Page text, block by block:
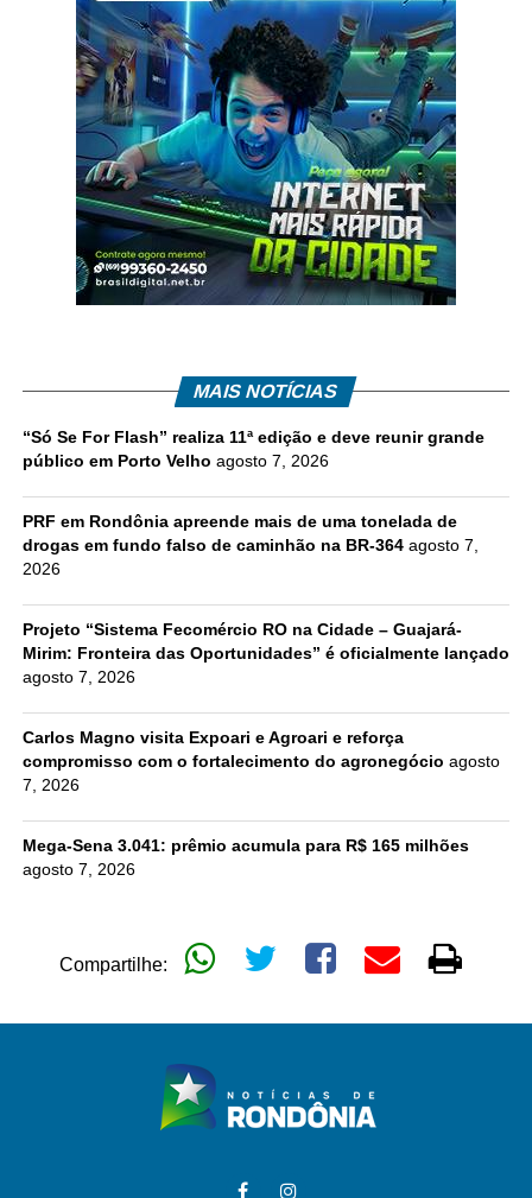
MAIS NOTÍCIAS
“Só Se For Flash” realiza 11ª edição e deve reunir grande
público em Porto Velho agosto 7, 2026
PRF em Rondônia apreende mais de uma tonelada de
drogas em fundo falso de caminhão na BR-364 agosto 7,
2026
Projeto “Sistema Fecomércio RO na Cidade – Guajará-
Mirim: Fronteira das Oportunidades” é oficialmente lançado
agosto 7, 2026
Carlos Magno visita Expoari e Agroari e reforça
compromisso com o fortalecimento do agronegócio agosto
7, 2026
Mega-Sena 3.041: prêmio acumula para R$ 165 milhões
agosto 7, 2026
Compartilhe: